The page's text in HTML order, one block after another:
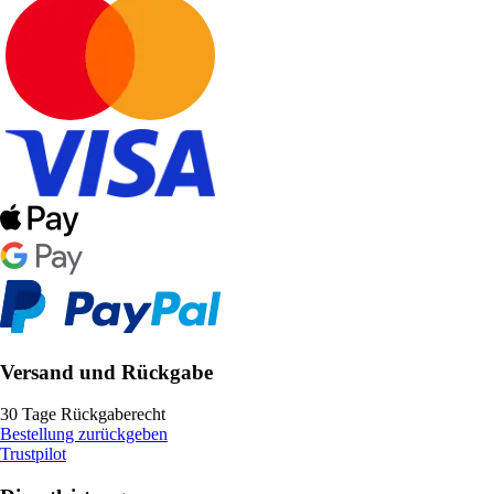
Versand und Rückgabe
30 Tage Rückgaberecht
Bestellung zurückgeben
Trustpilot